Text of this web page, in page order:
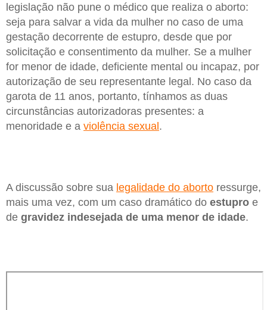
legislação não pune o médico que realiza o aborto:
seja para salvar a vida da mulher no caso de uma
gestação decorrente de estupro, desde que por
solicitação e consentimento da mulher. Se a mulher
for menor de idade, deficiente mental ou incapaz, por
autorização de seu representante legal. No caso da
garota de 11 anos, portanto, tínhamos as duas
circunstâncias autorizadoras presentes: a
menoridade e a violência sexual.
A discussão sobre sua legalidade do aborto ressurge,
mais uma vez, com um caso dramático do estupro e
de gravidez indesejada de uma menor de idade.